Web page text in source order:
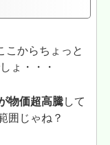
こからちょっと
ょ・・・
物価超高騰して
囲じゃね？